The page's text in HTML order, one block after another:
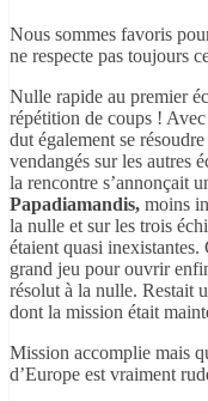
Nous sommes favoris
ne respecte pas toujours
Nulle rapide au premier
répétition de coups !
dut également se
vendangés sur les autres
la rencontre s’annonçait
Papadiamandis, moins
la nulle et sur les trois
étaient quasi inexistantes.
grand jeu pour ouvrir
résolut à la nulle. Restait
dont la mission était
Mission accomplie mais
d’Europe est vraiment